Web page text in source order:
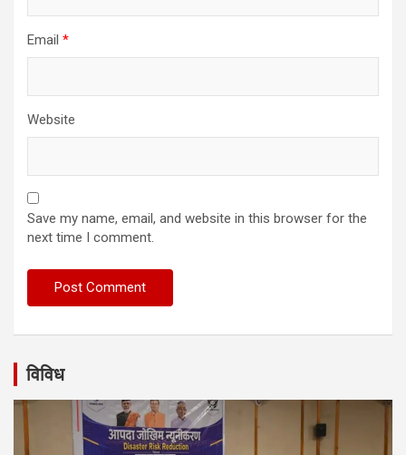
Email *
Website
Save my name, email, and website in this browser for the
next time I comment.
विविध